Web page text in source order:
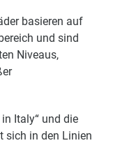
basieren auf
und sind
Niveaus,
Italy“ und die
sich in den Linien